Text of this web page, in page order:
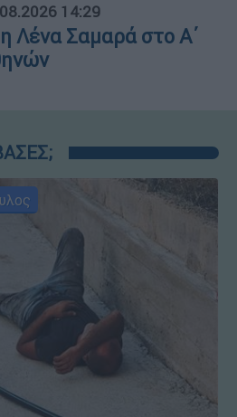
14:29
Λένα Σαμαρά στο Α΄